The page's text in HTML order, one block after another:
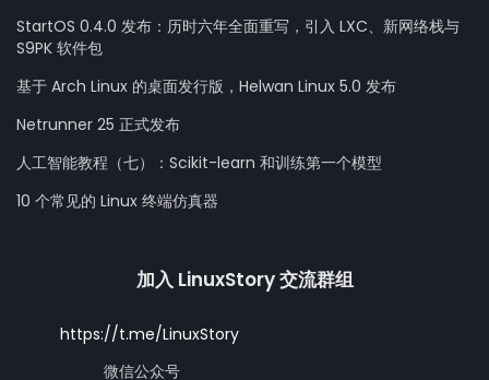
StartOS 0.4.0 发布：历时六年全面重写，引入 LXC、新网络栈与
S9PK 软件包
基于 Arch Linux 的桌面发行版，Helwan Linux 5.0 发布
Netrunner 25 正式发布
人工智能教程（七）：Scikit-learn 和训练第一个模型
10 个常见的 Linux 终端仿真器
加入 LinuxStory 交流群组
https://t.me/LinuxStory
微信公众号